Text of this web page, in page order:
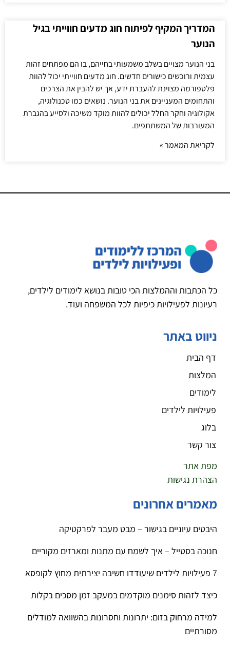
המדריך המקיף לפיתוח חוג מדעים חווייתי בגיל
הנוער
בני הנוער מצויים בשלב משמעותי בחייהם, בו הם מפתחים זהות
עצמית ורוכשים כישורים חדשים. חוג מדעים חווייתי יכול להוות
פלטפורמה מצוינת להעברת ידע, אך יש להבין את הצרכים
והתחומים המעניינים את בני הנוער. נושאים כמו טכנולוגיה,
אקולוגיה וחקר החלל יכולים להוות מוקד משיכה ולסייע בהגברת
המעורבות של המשתתפים.
לקריאת המאמר »
כל הכתבות וההמלצות הכי טובות בנושא לימודים לילדים,
רעיונות לפעילויות כיפיות לכל המשפחה ועוד.
ניווט באתר
דף הבית
המלצות
לימודים
פעילויות לילדים
בלוג
צור קשר
מפת אתר
הצהרת נגישות
מאמרים אחרונים
היבטים עיוניים בגישור – מבט מעבר לפרקטיקה
חנוכה בסטייל – איך לשמח עם מתנות ומארזים מקוריים
7 פעילויות לילדים שיעודדו חשיבה יצירתית מחוץ לקופסא
כיצד לזהות סימנים מוקדמים במעקב זמן מסכים בקלות
למידה מרחוק בזום: יתרונות וחסרונות בהשוואה למודלים
מסורתיים